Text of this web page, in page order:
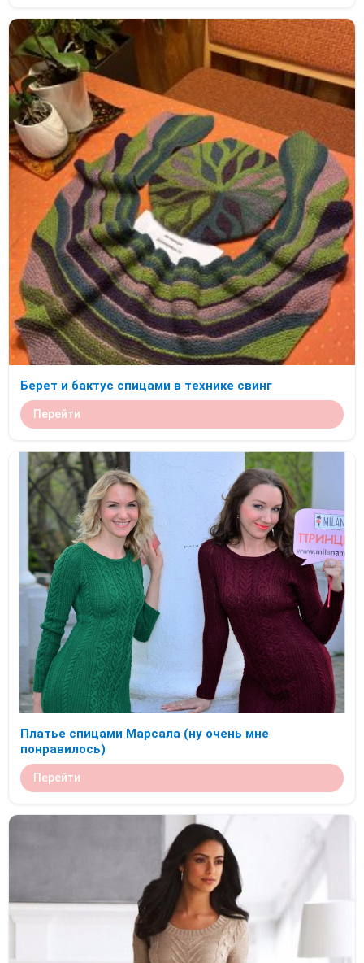
Берет и бактус спицами в технике свинг
Перейти
Платье спицами Марсала (ну очень мне
понравилось)
Перейти